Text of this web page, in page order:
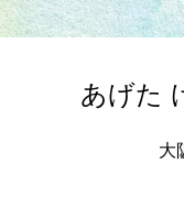
あげた
大